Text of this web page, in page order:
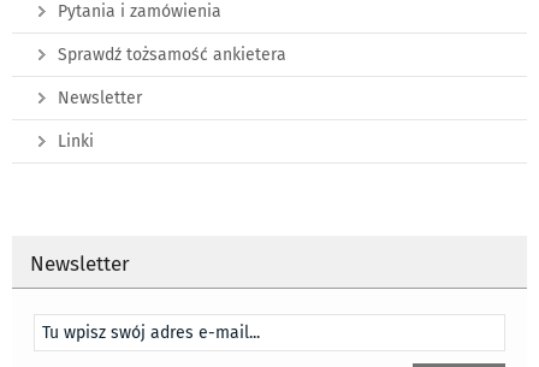
Pytania i zamówienia
Sprawdź tożsamość ankietera
Newsletter
Linki
Newsletter